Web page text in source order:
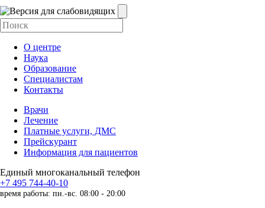
О центре
Наука
Образование
Специалистам
Контакты
Врачи
Лечение
Платные услуги, ДМС
Прейскурант
Информация для пациентов
Единый многоканальный телефон
+7 495 744-40-10
время работы: пн.-вс. 08:00 - 20:00